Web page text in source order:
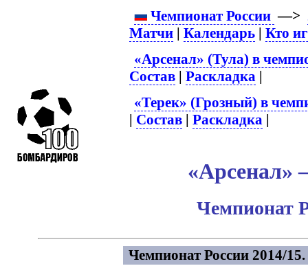
Чемпионат России —>
Матчи |Календарь |Кто
«Арсенал» (Тула) в
Состав |Раскладка |
«Терек» (Грозный) в
| Состав |Раскладка |
«Арсенал»
Чемпионат
Чемпионат России 2014/